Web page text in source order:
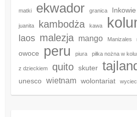
matki ekwador granica Inkowie
juanita kambodża kawa
laos malezja mango Manizales
owoce peru piura piłka nożna w
z dzieckiem quito skuter
unesco wietnam wolontariat